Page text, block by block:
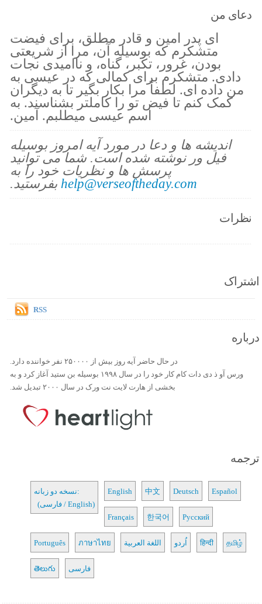
دعای من
ای پدر امین و قادر مطلق، برای فیضت
متشکرم که بوسیله آن، مرا از شریعتی
بودن، غرور، تکبر، گناه، و ناامیدی نجات
دادی. متشکرم برای کمالی که در عیسی به
من داده ای. لطفاً مرا بکار بگیر تا به دیگران
کمک کنم تا فیض تو را کاملتر بشناسند. به
اسم عیسی میطلبم. آمین.
اندیشه ها و دعا در مورد آیه امروز بوسیله
فیل ور نوشته شده است. شما می توانید
پرسش ها و نظریات خود را به
help@verseoftheday.com بفرستید.
نظرات
اشتراک
RSS
درباره
در حال حاضر آیه روز بیش از ۲۵۰۰۰۰ نفر خواننده دارد.
ورس آو ذ دی دات کام کار خود را در سال ۱۹۹۸ بوسیله بن ستید آغاز کرد و به
بخشی از هارت لایت نت ورک در سال ۲۰۰۰ تبدیل شد.
ترجمه
نسخه دو زبانه:
(فارسی / English)
English 中文 Deutsch Español
Français 한국어 Русский
Português ภาษาไทย اللغة العربية اُردو हिन्दी தமிழ்
తెలుగు فارسی